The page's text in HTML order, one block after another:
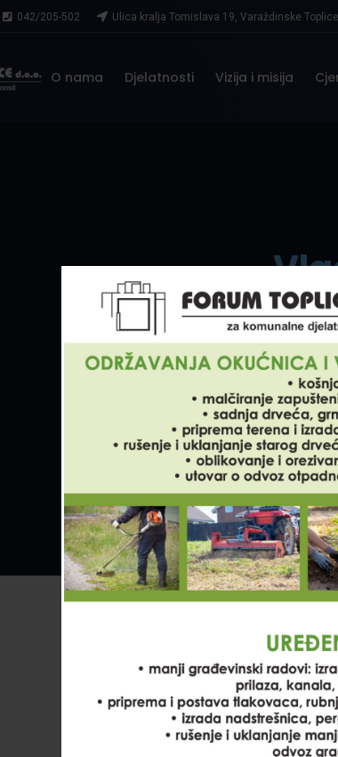
042/205-502 Ulica kralja Tomislava 19, Varaždinske Toplice
O nama Djelatnosti Vizija i misija